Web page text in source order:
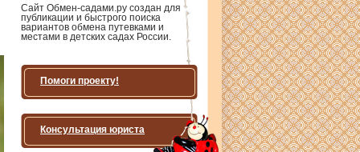
Сайт Обмен-садами.ру создан для
публикации и быстрого поиска
вариантов обмена путевками и
местами в детских садах России.
Помоги проекту!
Консультация юриста